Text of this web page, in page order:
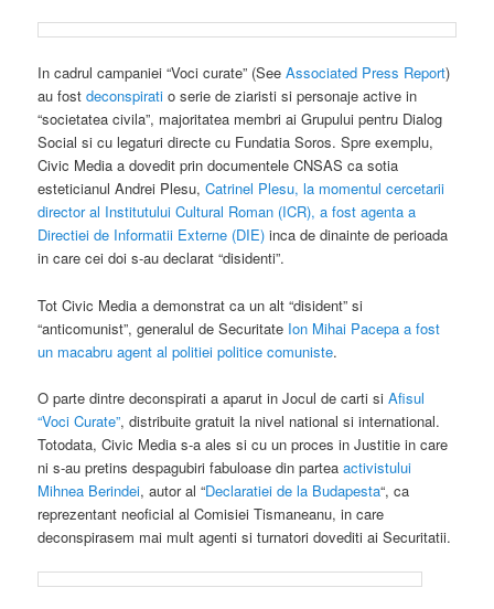
In cadrul campaniei “Voci curate” (SeeAssociated Press Report)
au fostdeconspiratio serie de ziaristi si personaje active in
“societatea civila”, majoritatea membri ai Grupului pentru Dialog
Social si cu legaturi directe cu Fundatia Soros. Spre exemplu,
Civic Media a dovedit prin documentele CNSAS ca sotia
esteticianul Andrei Plesu,Catrinel Plesu, la momentul cercetarii
director al Institutului Cultural Roman (ICR), a fost agenta a
Directiei de Informatii Externe (DIE) inca de dinainte de perioada
in care cei doi s-au declarat “disidenti”.
Tot Civic Media a demonstrat ca un alt “disident” si
“anticomunist”, generalul de Securitate Ion Mihai Pacepa a fost
un macabru agent al politiei politice comuniste.
O parte dintre deconspirati a aparut in Jocul de carti siAfisul
“Voci Curate”, distribuite gratuit la nivel national si international.
Totodata, Civic Media s-a ales si cu un proces in Justitie in care
ni s-au pretins despagubiri fabuloase din parteaactivistului
Mihnea Berindei, autor al “Declaratiei de la Budapesta“, ca
reprezentant neoficial al Comisiei Tismaneanu, in care
deconspirasem mai mult agenti si turnatori dovediti ai Securitatii.